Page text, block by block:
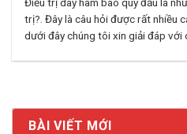
Điều trị dây hãm bao quy đầu là
trị?. Đây là câu hỏi được rất nhiều
dưới đây chúng tôi xin giải đáp với
BÀI VIẾT MỚI